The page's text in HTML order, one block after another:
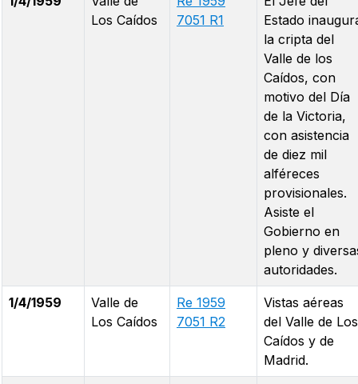
Los Caídos
7051 R1
Estado
la cripta del
Valle de los
Caídos, con
motivo del Día
de la Victoria,
con asistencia
de diez mil
alféreces
provisionales.
Asiste el
Gobierno en
pleno y
autoridades.
1/4/1959
Valle de
Los Caídos
Re 1959
7051 R2
Vistas aéreas
del Valle de Los
Caídos y de
Madrid.